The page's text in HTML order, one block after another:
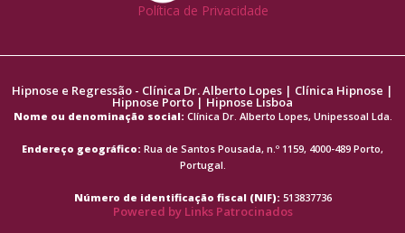
Política de Privacidade
Hipnose e Regressão - Clínica Dr. Alberto Lopes | Clínica Hipnose |
Hipnose Porto | Hipnose Lisboa
Nome ou denominação social: Clínica Dr. Alberto Lopes, Unipessoal Lda.
Endereço geográfico: Rua de Santos Pousada, n.º 1159, 4000-489 Porto,
Portugal.
Número de identificação fiscal (NIF): 513837736
Powered by Links Patrocinados